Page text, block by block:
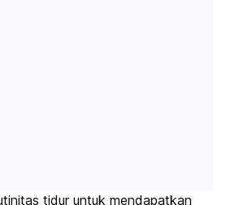
tidur untuk mendapatkan